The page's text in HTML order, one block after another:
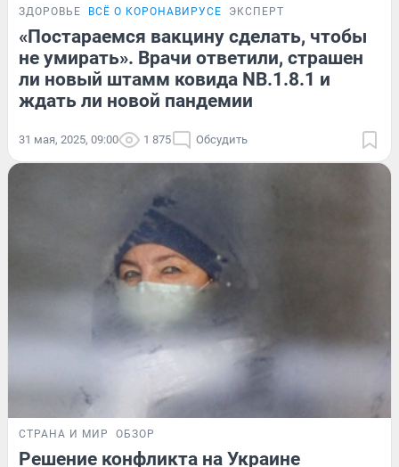
ЗДОРОВЬЕ ВСЁ О КОРОНАВИРУСЕ ЭКСПЕРТ
«Постараемся вакцину сделать, чтобы
не умирать». Врачи ответили, страшен
ли новый штамм ковида NB.1.8.1 и
ждать ли новой пандемии
31 мая, 2025, 09:00 1 875 Обсудить
СТРАНА И МИР ОБЗОР
Решение конфликта на Украине